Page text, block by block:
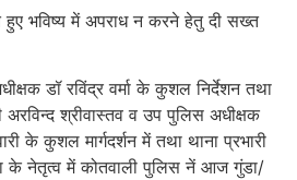
हुए भविष्य में अपराध न करने हेतु दी सख्त
डॉ रविंद्र वर्मा के कुशल निर्देशन तथा
श्रीवास्तव व उप पुलिस अधीक्षक
के कुशल मार्गदर्शन में तथा थाना प्रभारी
के नेतृत्व में कोतवाली पुलिस नें आज गुंडा/